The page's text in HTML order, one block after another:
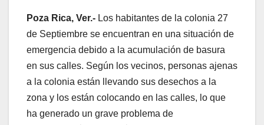
Poza Rica, Ver.- Los habitantes de la colonia 27
de Septiembre se encuentran en una situación de
emergencia debido a la acumulación de basura
en sus calles. Según los vecinos, personas ajenas
a la colonia están llevando sus desechos a la
zona y los están colocando en las calles, lo que
ha generado un grave problema de